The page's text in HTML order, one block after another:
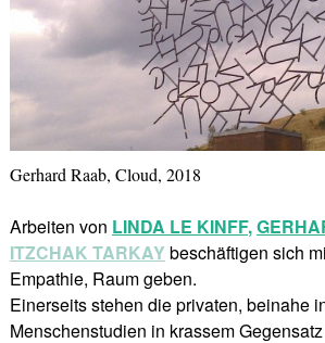
Gerhard Raab, Cloud, 2018
Arbeiten von LINDA LE KINFF,
ITZCHAK TARKAY beschäftigen sich
Empathie, Raum geben.
Einerseits stehen die privaten, beinahe
Menschenstudien in krassem